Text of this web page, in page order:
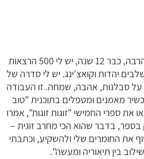
"אני מרצה על כעס הרבה, כבר 12 שנה, יש לי 500 הרצאות
יהדות וקואצ'ינג. יש לי סדרה של
על סבלנות, אהבה, שמחה. זו העבודה
מאמנים ומטפלים בתוכנית "טוב
את ספרי החמישי "זוגות זוגות", אמרו
בדבר שהוא הכי מחרב זוגית –
את החומרים שלי ולהשקיע, וכתבתי
בין תיאוריה ומעשה".